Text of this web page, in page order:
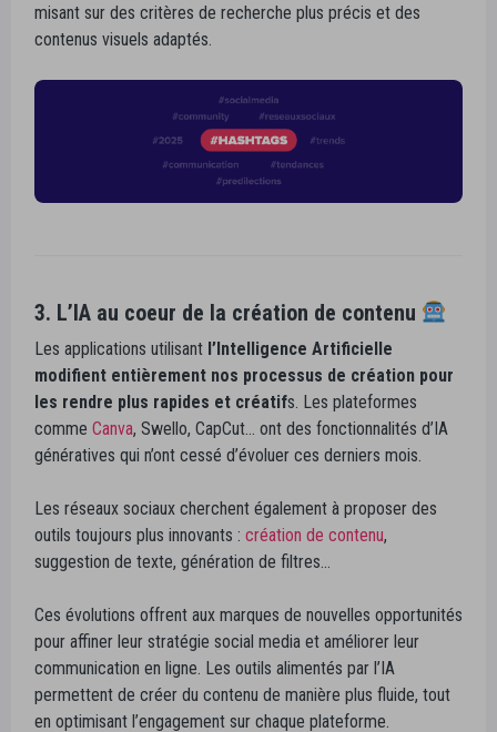
misant sur des critères de recherche plus précis et des
contenus visuels adaptés.
3. L’IA au coeur de la création de contenu
Les applications utilisant l’Intelligence Artificielle
modifient entièrement nos processus de création pour
les rendre plus rapides et créatifs. Les plateformes
comme Canva, Swello, CapCut… ont des fonctionnalités d’IA
génératives qui n’ont cessé d’évoluer ces derniers mois.
Les réseaux sociaux cherchent également à proposer des
outils toujours plus innovants : création de contenu,
suggestion de texte, génération de filtres…
Ces évolutions offrent aux marques de nouvelles opportunités
pour affiner leur stratégie social media et améliorer leur
communication en ligne. Les outils alimentés par l’IA
permettent de créer du contenu de manière plus fluide, tout
en optimisant l’engagement sur chaque plateforme.